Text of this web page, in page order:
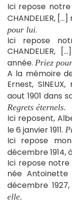
Ici repose
CHANDELIER,
pour lui.
Ici repose
CHANDELIER,
année. Priez
A la mémoire
Ernest,
aout 1901 dans
Regrets éternels.
Ici reposent,
le 6 janvier 1911.
Ici repose
décembre 1914,
Ici repose notre
née Antoinette
décembre
elle.